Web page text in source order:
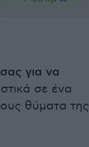
για να
σε ένα
θύματα της